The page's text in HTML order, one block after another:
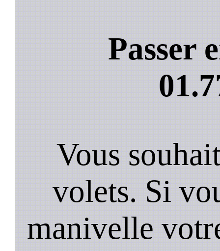
Passer
Vous
volets. Si
manivelle